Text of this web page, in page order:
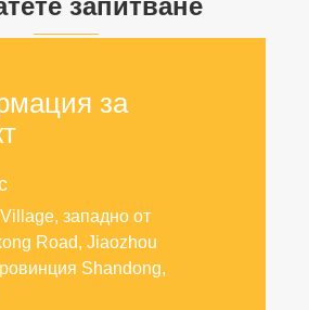
запитване
за
западно от
Road, Jiaozhou
Shandong,